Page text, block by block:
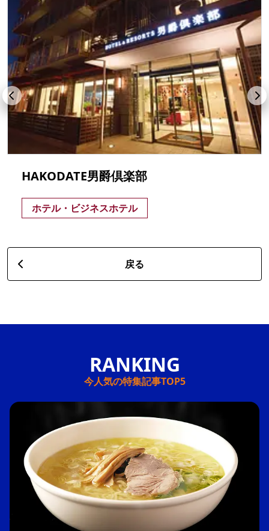
HAKODATE男爵倶楽部
ホテル・ビジネスホテル
戻る
今人気の特集記事TOP5